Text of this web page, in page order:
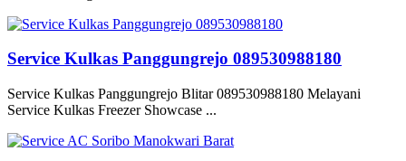
Service Kulkas Panggungrejo 089530988180
Service Kulkas Panggungrejo Blitar 089530988180 Melayani
Service Kulkas Freezer Showcase ...